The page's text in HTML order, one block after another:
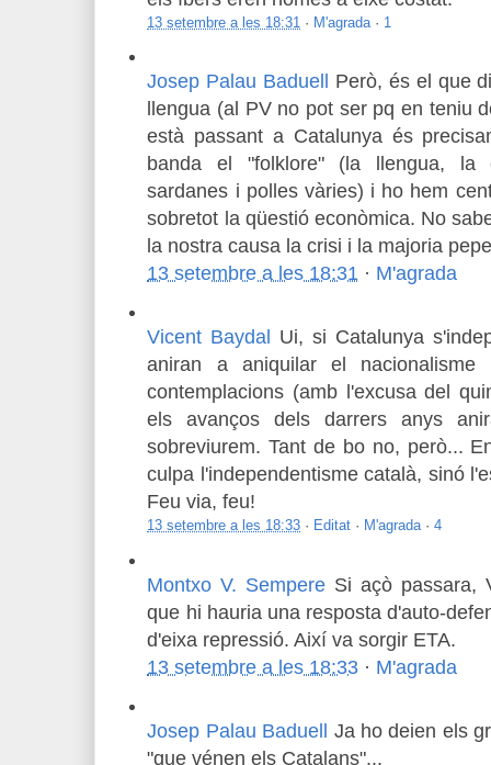
13 setembre a les 18:31 · M'agrada · 1
Josep Palau Baduell
Però, és el que
llengua (al PV no pot ser pq en teniu
està passant a Catalunya és
banda el "folklore" (la llengua, la
sardanes i polles vàries) i ho hem
sobretot la qüestió econòmica. No
la nostra causa la crisi i la majoria
13 setembre a les 18:31 · M'agrada
Vicent Baydal
Ui, si Catalunya
aniran a aniquilar el
contemplacions (amb l'excusa del
els avanços dels darrers anys
sobreviurem. Tant de bo no, però...
culpa l'independentisme català, sinó
Feu via, feu!
13 setembre a les 18:33 · Editat · M'agrada·4
Montxo V. Sempere Si açò passara,
que hi hauria una resposta d'auto-
d'eixa repressió. Així va sorgir ETA.
13 setembre a les 18:33 · M'agrada
Josep Palau Baduell Ja ho deien els
"que vénen els Catalans"...